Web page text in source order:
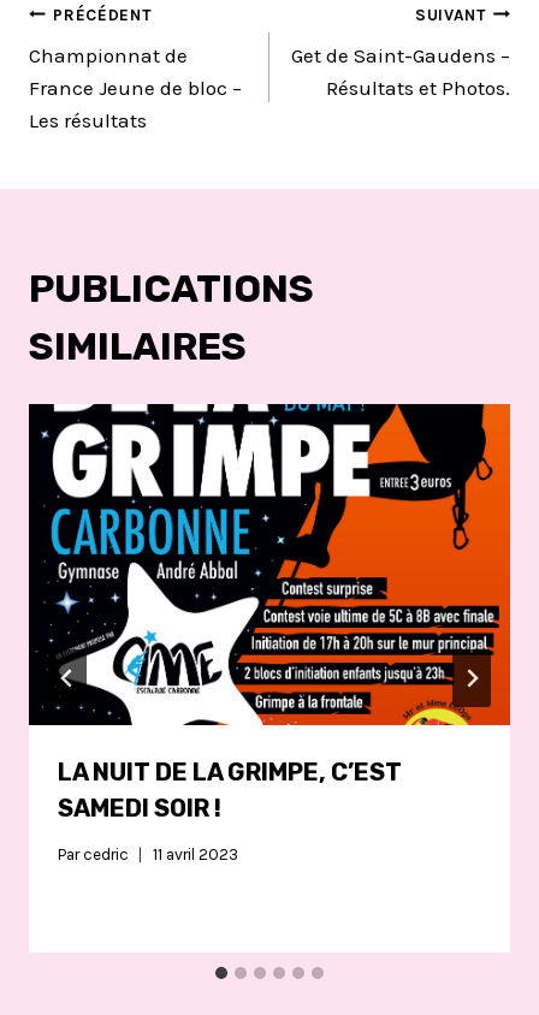
NAVIGATION
DE
L’ARTICLE
PRÉCÉDENT
Championnat de
France Jeune de bloc –
Les résultats
SUIVANT
Get de Saint-Gaudens –
Résultats et Photos.
PUBLICATIONS
SIMILAIRES
LA NUIT DE LA GRIMPE, C’EST
SAMEDI SOIR !
Par cedric 11 avril 2023